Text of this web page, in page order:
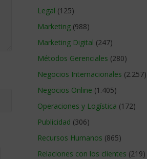
Legal (125)
Marketing (988)
Marketing Digital (247)
Métodos Gerenciales (280)
Negocios Internacionales (2.257)
Negocios Online (1.405)
Operaciones y Logística (172)
Publicidad (306)
Recursos Humanos (865)
Relaciones con los clientes (219)